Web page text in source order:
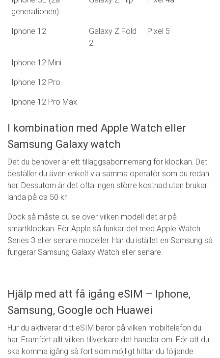
generationen)
Iphone 12
Galaxy Z Fold
2
Pixel 5
Iphone 12 Mini
Iphone 12 Pro
Iphone 12 Pro Max
I kombination med Apple Watch eller
Samsung Galaxy watch
Det du behöver är ett tilläggsabonnemang för klockan. Det
beställer du även enkelt via samma operatör som du redan
har. Dessutom är det ofta ingen större kostnad utan brukar
landa på ca 50 kr.
Dock så måste du se över vilken modell det är på
smartklockan. För Apple så funkar det med Apple Watch
Series 3 eller senare modeller. Har du istället en Samsung så
fungerar Samsung Galaxy Watch eller senare.
Hjälp med att få igång eSIM – Iphone,
Samsung, Google och Huawei
Hur du aktiverar ditt eSIM beror på vilken mobiltelefon du
har. Framfört allt vilken tillverkare det handlar om. För att du
ska komma igång så fort som möjligt hittar du följande